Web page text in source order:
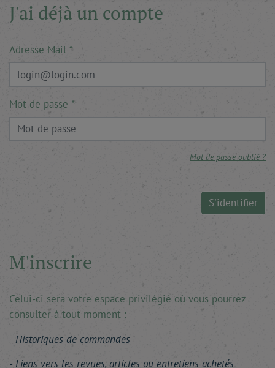
J'ai déjà un compte
Adresse Mail
Mot de passe
Mot de passe oublié ?
S'identifier
M'inscrire
Celui-ci sera votre espace privilégié où vous pourrez
consulter à tout moment :
Historiques de commandes
Liens vers les revues, articles ou entretiens achetés